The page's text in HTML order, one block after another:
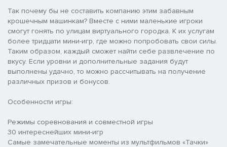
Так почему бы не составить компанию этим забавным
крошечным машинкам? Вместе с ними маленькие игроки
смогут гонять по улицам виртуального городка. К их услугам
более тридцати мини-игр, где можно попробовать свои силы.
Таким образом, каждый сможет найти себе развлечение по
вкусу. Если уровни и дополнительные задания будут
выполнены удачно, то можно рассчитывать на получение
различных призов и бонусов.
Особенности игры:
Режимы соревнования и совместной игры
30 интереснейших мини-игр
Самые замечательные моменты из мультфильмов «Тачки»